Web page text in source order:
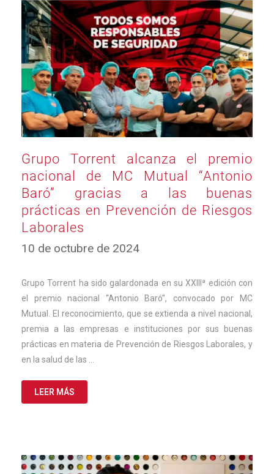
Grupo Torrent alcanza el premio
nacional de MC Mutual “Antonio
Baró” gracias a las buenas
prácticas en Prevención de Riesgos
Laborales
10 de octubre de 2024
de
2024
Grupo Torrent ha sido galardonada en su XXIIIª edición con
el premio nacional “Antonio Baró”, convocado por MC
Mutual. El reconocimiento, que se extienda a nivel nacional,
premia a las empresas e instituciones por sus buenas
prácticas en materia de Prevención de Riesgos Laborales, y
en la salud de las …
LEER MÁS